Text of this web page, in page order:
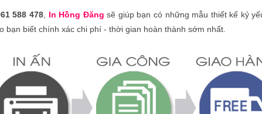
588 478 In Hồng Đăng sẽ giúp bạn có những mẫu thiết kế kỷ
biết chính xác chi phí - thời gian hoàn thành sớm nhất.